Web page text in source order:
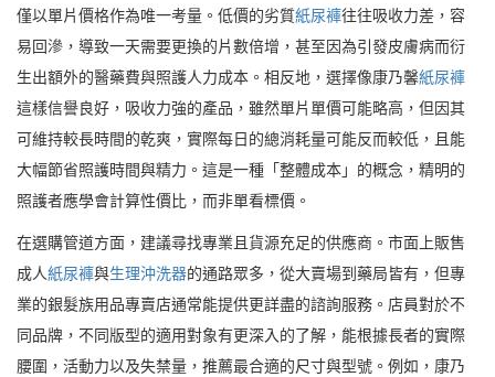
僅以單片價格作為唯一考量。低價的劣質紙尿褲往往吸收力差，容
易回滲，導致一天需要更換的片數倍增，甚至因為引發皮膚病而衍
生出額外的醫藥費與照護人力成本。相反地，選擇像康乃馨紙尿褲
這樣信譽良好，吸收力強的產品，雖然單片單價可能略高，但因其
可維持較長時間的乾爽，實際每日的總消耗量可能反而較低，且能
大幅節省照護時間與精力。這是一種「整體成本」的概念，精明的
照護者應學會計算性價比，而非單看標價。
在選購管道方面，建議尋找專業且貨源充足的供應商。市面上販售
成人紙尿褲與生理沖洗器的通路眾多，從大賣場到藥局皆有，但專
業的銀髮族用品專賣店通常能提供更詳盡的諮詢服務。店員對於不
同品牌，不同版型的適用對象有更深入的了解，能根據長者的實際
腰圍，活動力以及失禁量，推薦最合適的尺寸與型號。例如，康乃